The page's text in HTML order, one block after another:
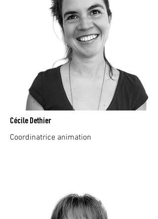
Cécile Dethier
Coordinatrice animation